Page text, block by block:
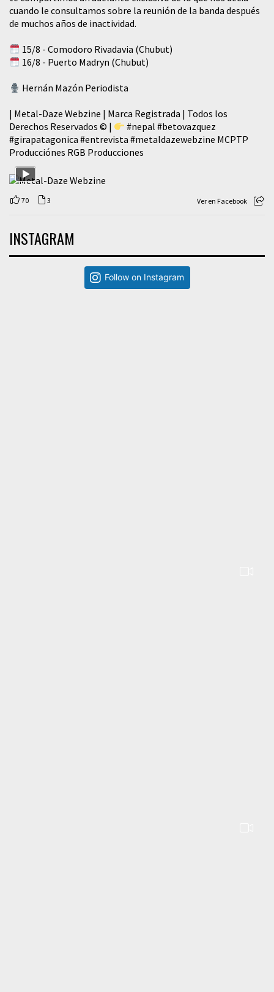
cuando le consultamos sobre la reunión de la banda después
de muchos años de inactividad.
15/8 - Comodoro Rivadavia (Chubut)
16/8 - Puerto Madryn (Chubut)
Hernán Mazón Periodista
| Metal-Daze Webzine | Marca Registrada | Todos los
Derechos Reservados © |
#nepal #betovazquez
#girapatagonica #entrevista #metaldazewebzine MCPTP
Producciónes RGB Producciones
70 3 Ver en Facebook
INSTAGRAM
Follow on Instagram